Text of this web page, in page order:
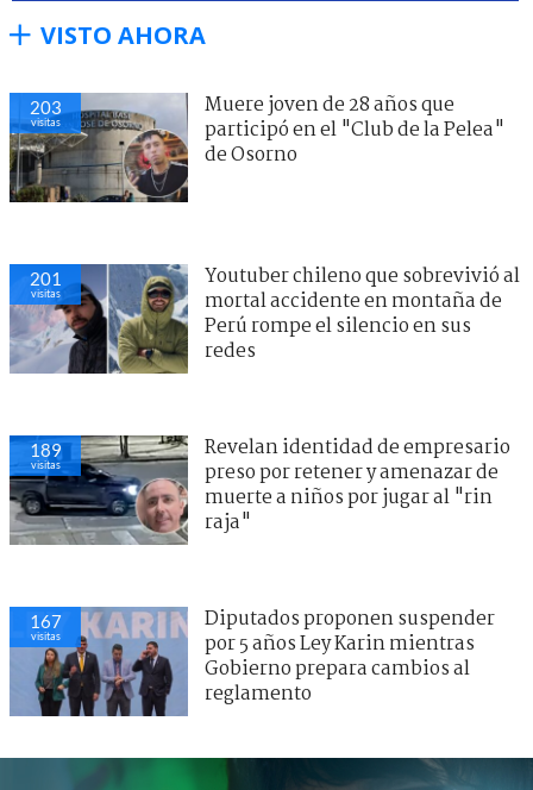
VISTO AHORA
203
visitas
Muere joven de 28 años que
participó en el "Club de la Pelea"
de Osorno
201
visitas
Youtuber chileno que sobrevivió al
mortal accidente en montaña de
Perú rompe el silencio en sus
redes
189
visitas
Revelan identidad de empresario
preso por retener y amenazar de
muerte a niños por jugar al "rin
raja"
167
visitas
Diputados proponen suspender
por 5 años Ley Karin mientras
Gobierno prepara cambios al
reglamento